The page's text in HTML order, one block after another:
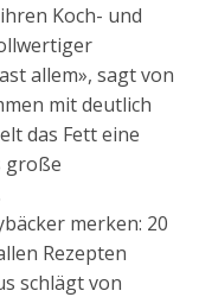
Koch- und
allem», sagt von
mit deutlich
das Fett eine
große
merken: 20
Rezepten
schlägt von